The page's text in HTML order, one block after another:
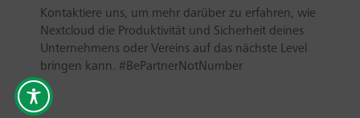
Kontaktiere uns, um mehr darüber zu erfahren, wie
Nextcloud die Produktivität und Sicherheit deines
Unternehmens oder Vereins auf das nächste Level
bringen kann. #BePartnerNotNumber